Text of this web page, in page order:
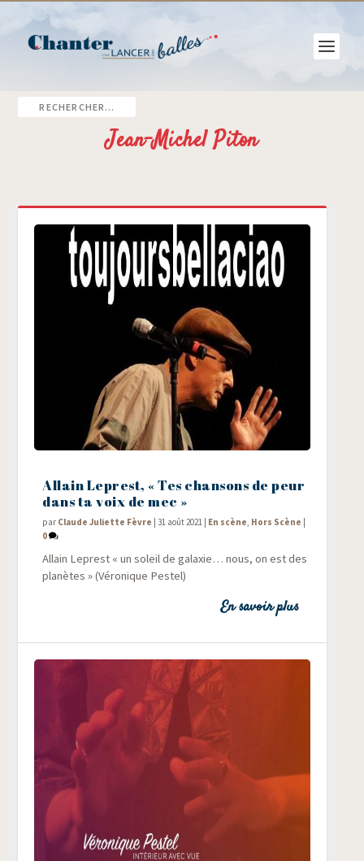
Jean-Michel Piton
Allain Leprest, « Tes chansons de peur
dans ta voix de mec »
par Claude Juliette Fèvre |31 août 2021 | En scène Hors Scène |
0
Allain Leprest « un soleil de galaxie… nous, on est des
pla­nètes » (Véro­nique Pestel)
En savoir plus